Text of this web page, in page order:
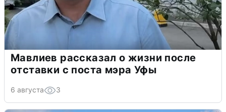
Мавлиев рассказал о жизни после
отставки с поста мэра Уфы
6 августа 3